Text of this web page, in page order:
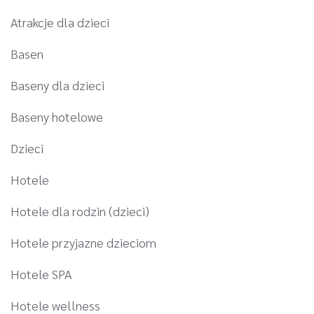
Atrakcje dla dzieci
Basen
Baseny dla dzieci
Baseny hotelowe
Dzieci
Hotele
Hotele dla rodzin (dzieci)
Hotele przyjazne dzieciom
Hotele SPA
Hotele wellness